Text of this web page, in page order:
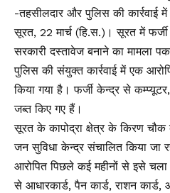
-तहसीलदार और पुलिस की कार्रवाई में
सूरत, 22 मार्च (हि.स.)। सूरत में
सरकारी दस्तावेज बनाने का मामला
पुलिस की संयुक्त कार्रवाई में एक
किया गया है। फर्जी केन्द्र से
जब्त किए गए हैं।
सूरत के कापोद्रा क्षेत्र के किरण
जन सुविधा केन्द्र संचालित किया जा
आरोपित पिछले कई महीनों से इसे
से आधारकार्ड, पैन कार्ड, राशन